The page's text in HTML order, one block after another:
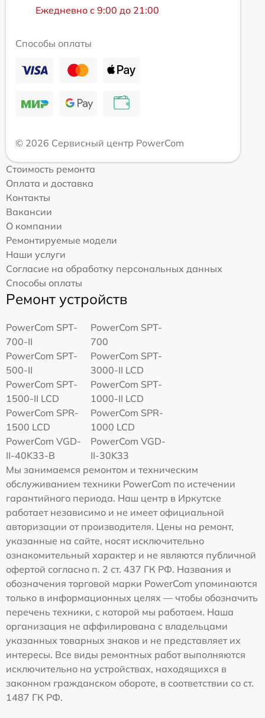
Ежедневно с 9:00 до 21:00
Способы оплаты
© 2026 Сервисный центр PowerCom
Стоимость ремонта
Оплата и доставка
Контакты
Вакансии
О компании
Ремонтируемые модели
Наши услуги
Согласие на обработку персональных данных
Способы оплаты
Ремонт устройств
PowerCom SPT-
700-II
PowerCom SPT-
700
PowerCom SPT-
500-II
PowerCom SPT-
3000-II LCD
PowerCom SPT-
1500-II LCD
PowerCom SPT-
1000-II LCD
PowerCom SPR-
1500 LCD
PowerCom SPR-
1000 LCD
PowerCom VGD-
II-40K33-B
PowerCom VGD-
II-30K33
Мы занимаемся ремонтом и техническим
обслуживанием техники PowerCom по истечении
гарантийного периода. Наш центр в Иркутске
работает независимо и не имеет официальной
авторизации от производителя. Цены на ремонт,
указанные на сайте, носят исключительно
ознакомительный характер и не являются публичной
офертой согласно п. 2 ст. 437 ГК РФ. Названия и
обозначения торговой марки PowerCom упоминаются
только в информационных целях — чтобы обозначить
перечень техники, с которой мы работаем. Наша
организация не аффилирована с владельцами
указанных товарных знаков и не представляет их
интересы. Все виды ремонтных работ выполняются
исключительно на устройствах, находящихся в
законном гражданском обороте, в соответствии со ст.
1487 ГК РФ.